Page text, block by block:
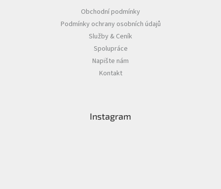
Obchodní podmínky
Podmínky ochrany osobních údajů
Služby & Ceník
Spolupráce
Napište nám
Kontakt
Instagram